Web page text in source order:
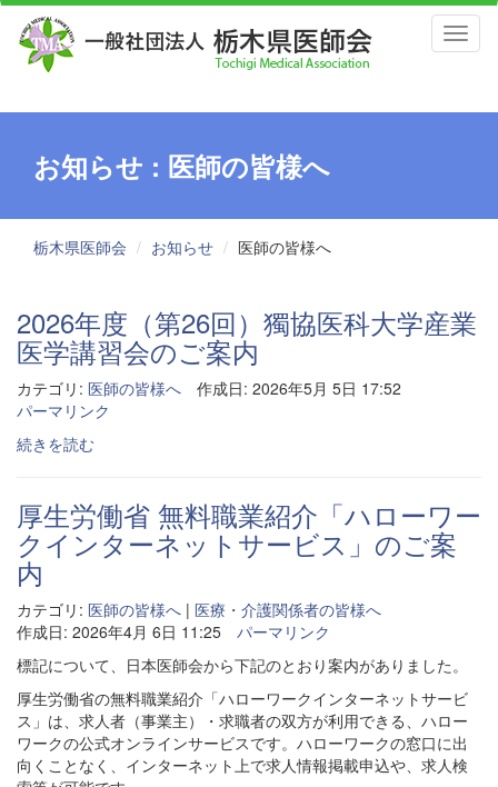
お知らせ : 医師の皆様へ
栃木県医師会 お知らせ 医師の皆様へ
2026年度（第26回）獨協医科大学産業
医学講習会のご案内
カテゴリ: 医師の皆様へ
作成日: 2026年5月 5日 17:52
パーマリンク
続きを読む
厚生労働省 無料職業紹介「ハローワー
クインターネットサービス」のご案
内
カテゴリ: 医師の皆様へ | 医療・介護関係者の皆様へ
作成日: 2026年4月 6日 11:25
パーマリンク
標記について、日本医師会から下記のとおり案内がありました。
厚生労働省の無料職業紹介「ハローワークインターネットサービ
ス」は、求人者（事業主）・求職者の双方が利用できる、ハロー
ワークの公式オンラインサービスです。ハローワークの窓口に出
向くことなく、インターネット上で求人情報掲載申込や、求人検